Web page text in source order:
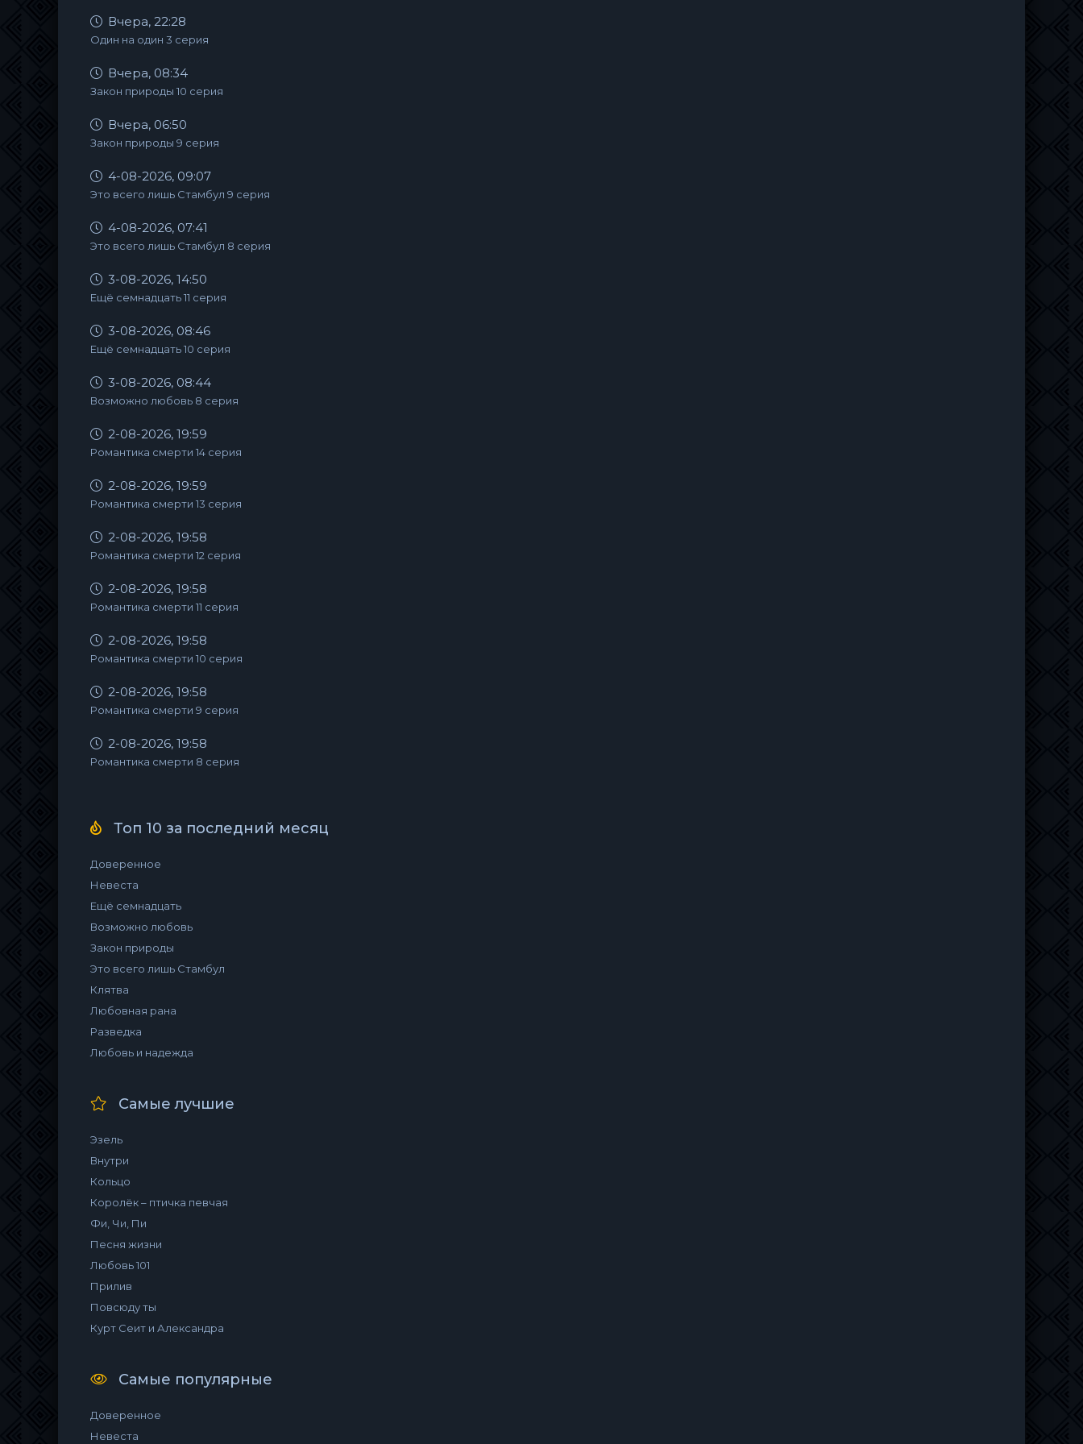
Вчера, 22:28
Один на один 3 серия
Вчера, 08:34
Закон природы 10 серия
Вчера, 06:50
Закон природы 9 серия
4-08-2026, 09:07
Это всего лишь Стамбул 9 серия
4-08-2026, 07:41
Это всего лишь Стамбул 8 серия
3-08-2026, 14:50
Ещё семнадцать 11 серия
3-08-2026, 08:46
Ещё семнадцать 10 серия
3-08-2026, 08:44
Возможно любовь 8 серия
2-08-2026, 19:59
Романтика смерти 14 серия
2-08-2026, 19:59
Романтика смерти 13 серия
2-08-2026, 19:58
Романтика смерти 12 серия
2-08-2026, 19:58
Романтика смерти 11 серия
2-08-2026, 19:58
Романтика смерти 10 серия
2-08-2026, 19:58
Романтика смерти 9 серия
2-08-2026, 19:58
Романтика смерти 8 серия
Топ 10 за последний месяц
Доверенное
Невеста
Ещё семнадцать
Возможно любовь
Закон природы
Это всего лишь Стамбул
Клятва
Любовная рана
Разведка
Любовь и надежда
Самые лучшие
Эзель
Внутри
Кольцо
Королёк – птичка певчая
Фи, Чи, Пи
Песня жизни
Любовь 101
Прилив
Повсюду ты
Курт Сеит и Александра
Самые популярные
Доверенное
Невеста